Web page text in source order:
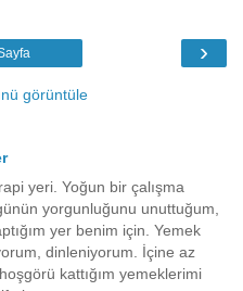
›
görüntüle
yeri. Yoğun bir çalışma
yorgunluğunu unuttuğum,
yer benim için. Yemek
dinleniyorum. İçine az
kattığım yemeklerimi